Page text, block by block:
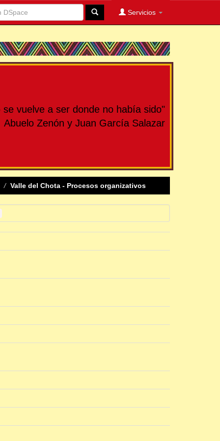
Servicios
vuelve a ser donde no había sido"
Abuelo Zenón y Juan García Salazar
Valle del Chota - Procesos organizativos